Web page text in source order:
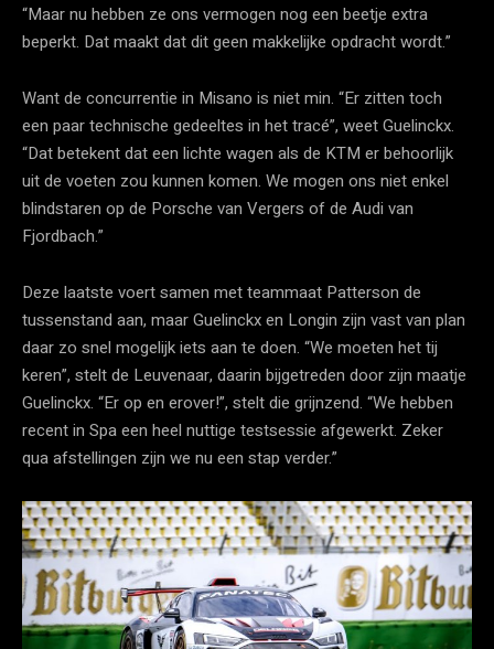
“Maar nu hebben ze ons vermogen nog een beetje extra
beperkt. Dat maakt dat dit geen makkelijke opdracht wordt.”
Want de concurrentie in Misano is niet min. “Er zitten toch
een paar technische gedeeltes in het tracé”, weet Guelinckx.
“Dat betekent dat een lichte wagen als de KTM er behoorlijk
uit de voeten zou kunnen komen. We mogen ons niet enkel
blindstaren op de Porsche van Vergers of de Audi van
Fjordbach.”
Deze laatste voert samen met teammaat Patterson de
tussenstand aan, maar Guelinckx en Longin zijn vast van plan
daar zo snel mogelijk iets aan te doen. “We moeten het tij
keren”, stelt de Leuvenaar, daarin bijgetreden door zijn maatje
Guelinckx. “Er op en erover!”, stelt die grijnzend. “We hebben
recent in Spa een heel nuttige testsessie afgewerkt. Zeker
qua afstellingen zijn we nu een stap verder.”